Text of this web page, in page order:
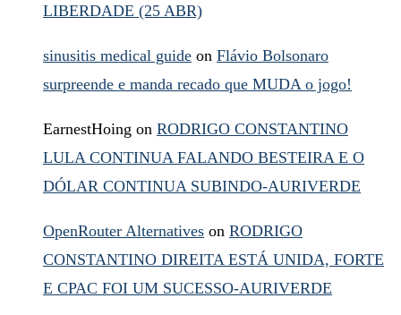
LIBERDADE (25 ABR)
sinusitis medical guide on Flávio Bolsonaro
surpreende e manda recado que MUDA o jogo!
EarnestHoing on RODRIGO CONSTANTINO
LULA CONTINUA FALANDO BESTEIRA E O
DÓLAR CONTINUA SUBINDO-AURIVERDE
OpenRouter Alternatives on RODRIGO
CONSTANTINO DIREITA ESTÁ UNIDA, FORTE
E CPAC FOI UM SUCESSO-AURIVERDE